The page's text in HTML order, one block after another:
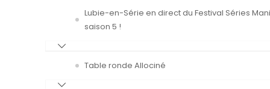
Lubie-en-Série en direct du Festival Séries
saison 5 !
Table ronde Allociné